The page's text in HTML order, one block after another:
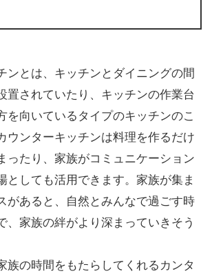
ンとは、キッチンとダイニングの間
置されていたり、キッチンの作業台
を向いているタイプのキッチンのこ
ウンターキッチンは料理を作るだけ
ったり、家族がコミュニケーション
としても活用できます。家族が集ま
があると、自然とみんなで過ごす時
、家族の絆がより深まっていきそう
族の時間をもたらしてくれるカンタ